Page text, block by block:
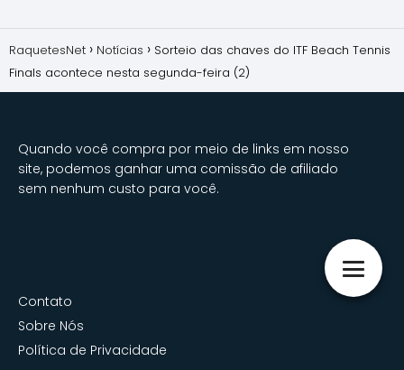
RaquetesNet Notícias
Sorteio das chaves do ITF Beach Tennis
Finals acontece nesta segunda-feira (2)
Quando você compra por meio de links em nosso
site, podemos ganhar uma comissão de afiliado
sem nenhum custo para você.
Contato
Sobre Nós
Política de Privacidade